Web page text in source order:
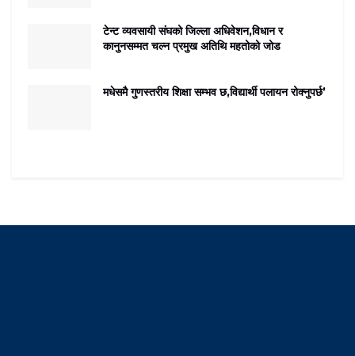
टेन्ट व्यवसायी संघको जिल्ला अधिवेशन,विधान र
कानुनसम्मत चल्न प्रमुख अतिथि महतोको जोड
मधेसमै गुणस्तरीय शिक्षा सम्भव छ,विद्यार्थी पलायन रोक्नुपर्छ’